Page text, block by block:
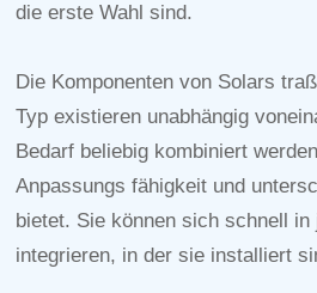
die erste Wahl sind.
Die Komponenten von Solars
Typ existieren unabhängig
Bedarf beliebig kombiniert
Anpassungs fähigkeit und
bietet. Sie können sich schnell in
integrieren, in der sie installiert